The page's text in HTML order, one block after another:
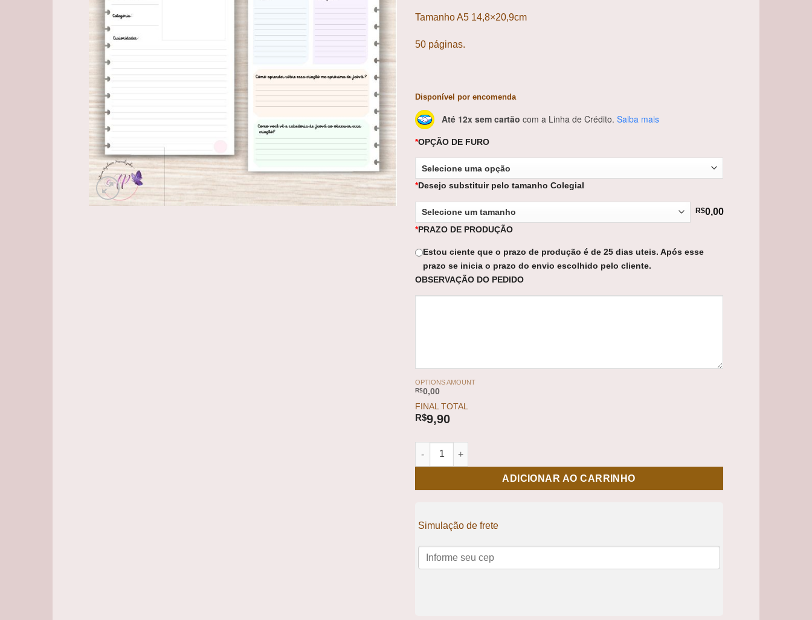
Tamanho A5 14,8×20,9cm
50 páginas.
Disponível por encomenda
Até 12x sem cartão com a Linha de Crédito. Saiba mais
*OPÇÃO DE FURO
*Desejo substituir pelo tamanho Colegial
R$0,00
*PRAZO DE PRODUÇÃO
Estou ciente que o prazo de produção é de 25 dias uteis. Após esse
prazo se inicia o prazo do envio escolhido pelo cliente.
OBSERVAÇÃO DO PEDIDO
OPTIONS AMOUNT
R$0,00
FINAL TOTAL
R$9,90
Refil Aprendendo com a Criação quantidade
ADICIONAR AO CARRINHO
Simulação de frete